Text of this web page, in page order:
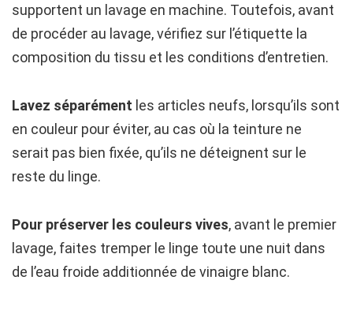
supportent un lavage en machine. Toutefois, avant
de procéder au lavage, vérifiez sur l’étiquette la
composition du tissu et les conditions d’entretien.
Lavez séparément les articles neufs, lorsqu’ils sont
en couleur pour éviter, au cas où la teinture ne
serait pas bien fixée, qu’ils ne déteignent sur le
reste du linge.
Pour préserver les couleurs vives, avant le premier
lavage, faites tremper le linge toute une nuit dans
de l’eau froide additionnée de vinaigre blanc.